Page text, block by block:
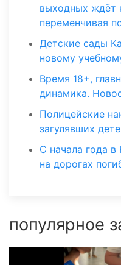
выходных ждёт
переменчивая
Детские сады
новому
Время 18+,
динамика.
Полицейские
загулявших
С начала года в
на дорогах
популярное